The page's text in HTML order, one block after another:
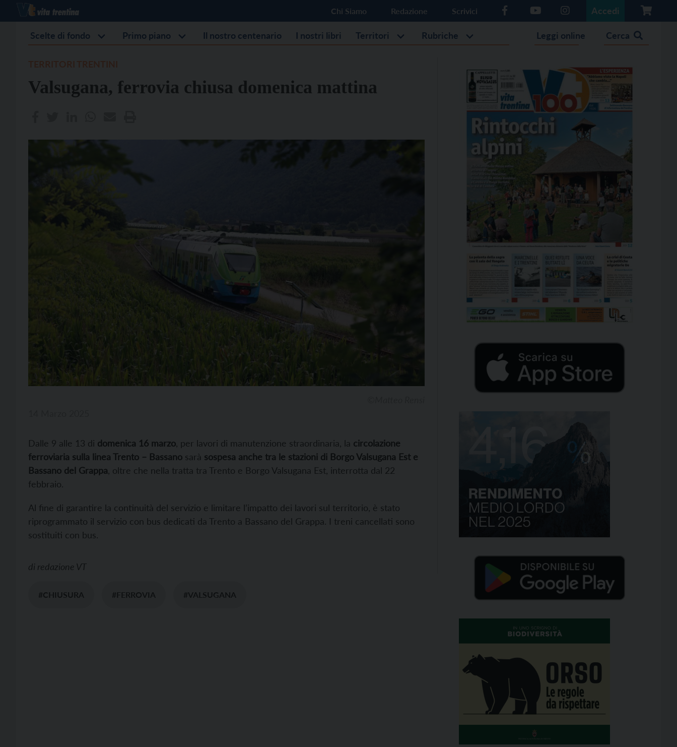
Chi Siamo Redazione Scrivici Accedi
Scelte di fondo Primo piano Il nostro centenario I nostri libri Territori Rubriche Leggi online Cerca
Valsugana, ferrovia chiusa domenica mattina
Dalle 9 alle 13 di domenica 16 marzo , per lavori di manutenzione straordinaria, la circolazione
ferroviaria sulla linea Trento – Bassano sarà sospesa anche tra le stazioni di Borgo Valsugana Est e
Bassano del Grappa , oltre che nella tratta tra Trento e Borgo Valsugana Est, interrotta dal 22
febbraio.
Al fine di garantire la continuità del servizio e limitare l’impatto dei lavori sul territorio, è stato
riprogrammato il servizio con bus dedicati da Trento a Bassano del Grappa. I treni cancellati sono
sostituiti con bus.
di redazione VT
#CHIUSURA #FERROVIA #VALSUGANA